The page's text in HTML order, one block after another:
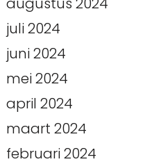
juli 2024
juni 2024
mei 2024
april 2024
maart 2024
februari 2024